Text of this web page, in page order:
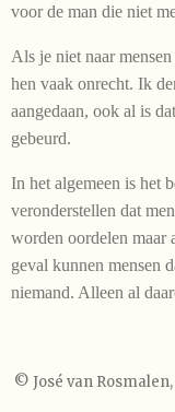
voor de man die niet
Als je niet naar
hen vaak onrecht. Ik
aangedaan, ook al is
gebeurd.
In het algemeen is het
veronderstellen dat
worden oordelen maar
geval kunnen mensen
niemand. Alleen al
© José van Rosmalen,